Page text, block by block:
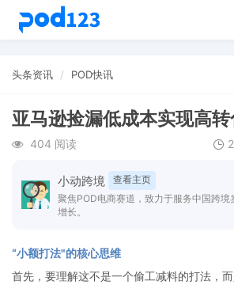
头条资讯 POD快讯
亚马逊捡漏低成本实现高
404 阅读
小动跨境
查看主页
聚焦POD电商赛道，致力于服务中国跨
增长。
“小额打法"的核心思维
首先，要理解这不是一个偷工减料的打法，